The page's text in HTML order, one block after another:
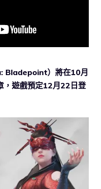
Bladepoint）將在10月
，遊戲預定12月22日登